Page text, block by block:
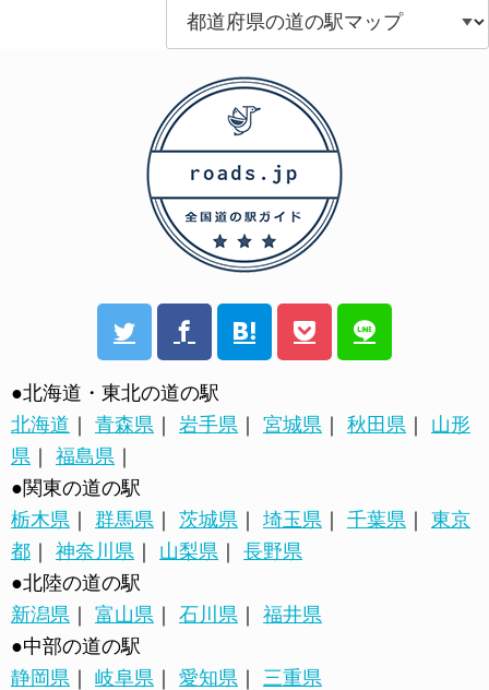
●北海道・東北の道の駅
北海道 ｜ 青森県 ｜ 岩手県 ｜ 宮城県 ｜ 秋田県 ｜ 山形
県 ｜ 福島県 ｜
●関東の道の駅
栃木県 ｜ 群馬県 ｜ 茨城県 ｜ 埼玉県 ｜ 千葉県 ｜ 東京
都 ｜ 神奈川県 ｜ 山梨県 ｜ 長野県
●北陸の道の駅
新潟県 ｜ 富山県 ｜ 石川県 ｜ 福井県
●中部の道の駅
静岡県 ｜ 岐阜県 ｜ 愛知県 ｜ 三重県